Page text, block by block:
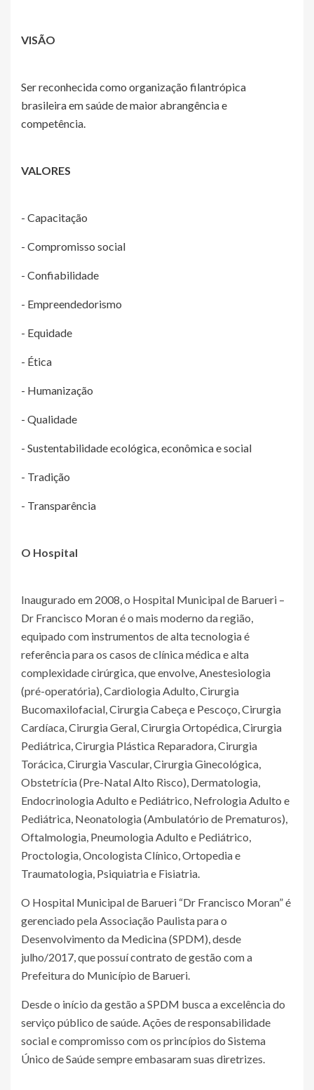
VISÃO
Ser reconhecida como organização filantrópica
brasileira em saúde de maior abrangência e
competência.
VALORES
- Capacitação
- Compromisso social
- Confiabilidade
- Empreendedorismo
- Equidade
- Ética
- Humanização
- Qualidade
- Sustentabilidade ecológica, econômica e social
- Tradição
- Transparência
O Hospital
Inaugurado em 2008, o Hospital Municipal de Barueri –
Dr Francisco Moran é o mais moderno da região,
equipado com instrumentos de alta tecnologia é
referência para os casos de clínica médica e alta
complexidade cirúrgica, que envolve, Anestesiologia
(pré-operatória), Cardiologia Adulto, Cirurgia
Bucomaxilofacial, Cirurgia Cabeça e Pescoço, Cirurgia
Cardíaca, Cirurgia Geral, Cirurgia Ortopédica, Cirurgia
Pediátrica, Cirurgia Plástica Reparadora, Cirurgia
Torácica, Cirurgia Vascular, Cirurgia Ginecológica,
Obstetrícia (Pre-Natal Alto Risco), Dermatologia,
Endocrinologia Adulto e Pediátrico, Nefrologia Adulto e
Pediátrica, Neonatologia (Ambulatório de Prematuros),
Oftalmologia, Pneumologia Adulto e Pediátrico,
Proctologia, Oncologista Clínico, Ortopedia e
Traumatologia, Psiquiatria e Fisiatria.
O Hospital Municipal de Barueri “Dr Francisco Moran” é
gerenciado pela Associação Paulista para o
Desenvolvimento da Medicina (SPDM), desde
julho/2017, que possuí contrato de gestão com a
Prefeitura do Município de Barueri.
Desde o início da gestão a SPDM busca a excelência do
serviço público de saúde. Ações de responsabilidade
social e compromisso com os princípios do Sistema
Único de Saúde sempre embasaram suas diretrizes.